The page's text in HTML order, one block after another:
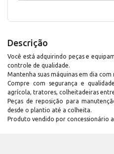
Descrição
Você está adquirindo peças e
controle de qualidade.
Mantenha suas máquinas em dia com
Compre com segurança e
agrícola, tratores, colheitadeiras
Peças de reposição para
desde o plantio até a colheita.
Produto vendido por concessionário